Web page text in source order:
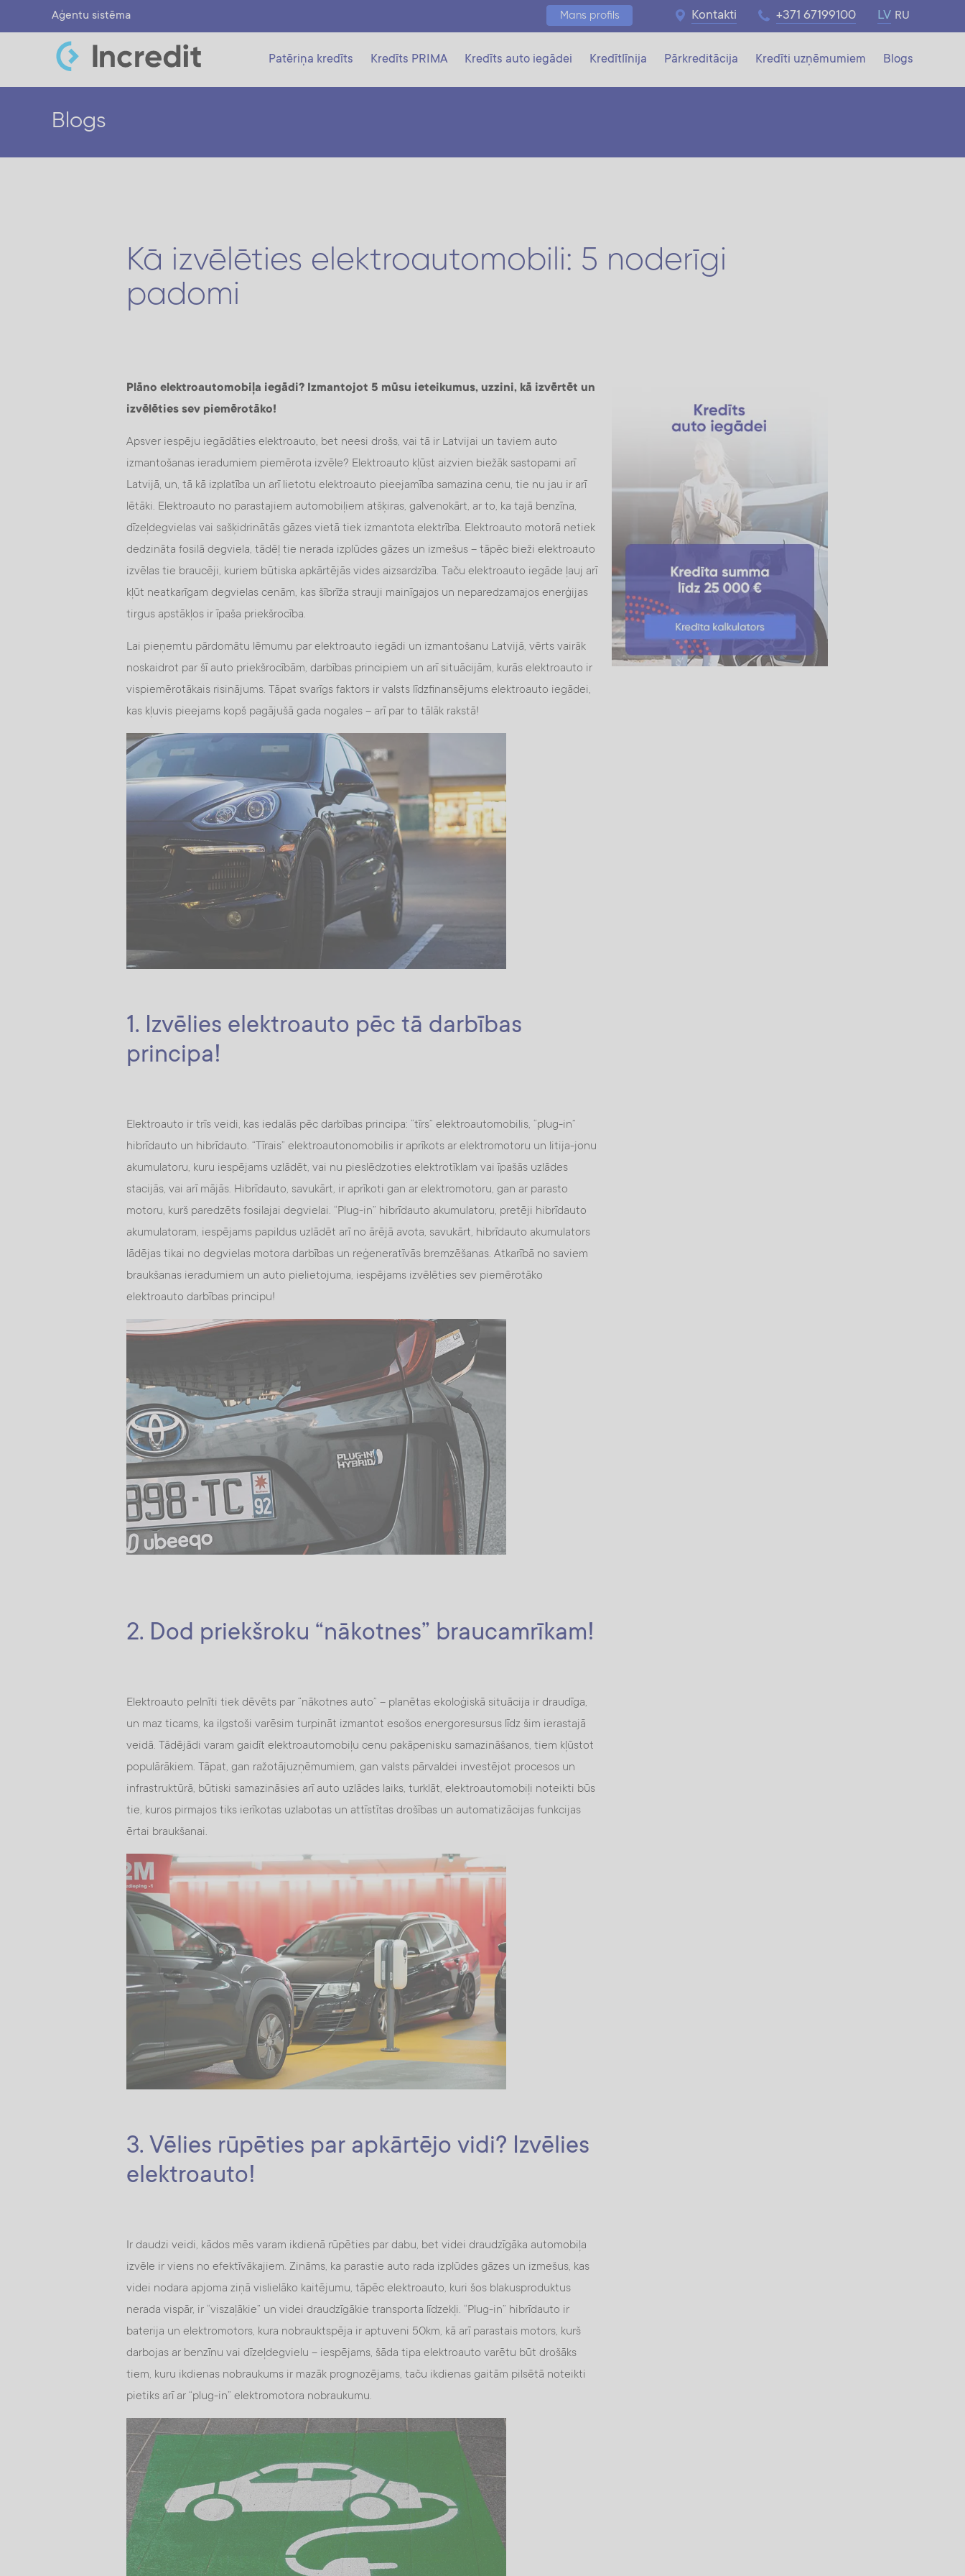
Aģentu sistēma Mans profils Kontakti +371 67199100 RU
LV
Patēriņa kredīts Kredīts PRIMA Kredīts auto iegādei Kredītlīnija Pārkreditācija Kredīti uzņēmumiem Blogs
Blogs
Kā izvēlēties elektroautomobili: 5 noderīgi
padomi
Plāno elektroautomobiļa iegādi? Izmantojot 5 mūsu ieteikumus, uzzini, kā izvērtēt un
izvēlēties sev piemērotāko!
Apsver iespēju iegādāties elektroauto, bet neesi drošs, vai tā ir Latvijai un taviem auto
izmantošanas ieradumiem piemērota izvēle? Elektroauto kļūst aizvien biežāk sastopami arī
Latvijā, un, tā kā izplatība un arī lietotu elektroauto pieejamība samazina cenu, tie nu jau ir arī
lētāki. Elektroauto no parastajiem automobiļiem atšķiras, galvenokārt, ar to, ka tajā benzīna,
dīzeļdegvielas vai sašķidrinātās gāzes vietā tiek izmantota elektrība. Elektroauto motorā netiek
dedzināta fosilā degviela, tādēļ tie nerada izplūdes gāzes un izmešus – tāpēc bieži elektroauto
izvēlas tie braucēji, kuriem būtiska apkārtējās vides aizsardzība. Taču elektroauto iegāde ļauj arī
kļūt neatkarīgam degvielas cenām, kas šībrīža strauji mainīgajos un neparedzamajos enerģijas
tirgus apstākļos ir īpaša priekšrocība.
Lai pieņemtu pārdomātu lēmumu par elektroauto iegādi un izmantošanu Latvijā, vērts vairāk
noskaidrot par šī auto priekšrocībām, darbības principiem un arī situācijām, kurās elektroauto ir
vispiemērotākais risinājums. Tāpat svarīgs faktors ir valsts līdzfinansējums elektroauto iegādei,
kas kļuvis pieejams kopš pagājušā gada nogales – arī par to tālāk rakstā!
1. Izvēlies elektroauto pēc tā darbības
principa!
Elektroauto ir trīs veidi, kas iedalās pēc darbības principa: “tīrs” elektroautomobilis, “plug-in”
hibrīdauto un hibrīdauto. “Tīrais” elektroautonomobilis ir aprīkots ar elektromotoru un litija-jonu
akumulatoru, kuru iespējams uzlādēt, vai nu pieslēdzoties elektrotīklam vai īpašās uzlādes
stacijās, vai arī mājās. Hibrīdauto, savukārt, ir aprīkoti gan ar elektromotoru, gan ar parasto
motoru, kurš paredzēts fosilajai degvielai. “Plug-in” hibrīdauto akumulatoru, pretēji hibrīdauto
akumulatoram, iespējams papildus uzlādēt arī no ārējā avota, savukārt, hibrīdauto akumulators
lādējas tikai no degvielas motora darbības un reģeneratīvās bremzēšanas. Atkarībā no saviem
braukšanas ieradumiem un auto pielietojuma, iespējams izvēlēties sev piemērotāko
elektroauto darbības principu!
2. Dod priekšroku “nākotnes” braucamrīkam!
Elektroauto pelnīti tiek dēvēts par “nākotnes auto” – planētas ekoloģiskā situācija ir draudīga,
un maz ticams, ka ilgstoši varēsim turpināt izmantot esošos energoresursus līdz šim ierastajā
veidā. Tādējādi varam gaidīt elektroautomobiļu cenu pakāpenisku samazināšanos, tiem kļūstot
populārākiem. Tāpat, gan ražotājuzņēmumiem, gan valsts pārvaldei investējot procesos un
infrastruktūrā, būtiski samazināsies arī auto uzlādes laiks, turklāt, elektroautomobiļi noteikti būs
tie, kuros pirmajos tiks ierīkotas uzlabotas un attīstītas drošības un automatizācijas funkcijas
ērtai braukšanai.
3. Vēlies rūpēties par apkārtējo vidi? Izvēlies
elektroauto!
Ir daudzi veidi, kādos mēs varam ikdienā rūpēties par dabu, bet videi draudzīgāka automobiļa
izvēle ir viens no efektīvākajiem. Zināms, ka parastie auto rada izplūdes gāzes un izmešus, kas
videi nodara apjoma ziņā vislielāko kaitējumu, tāpēc elektroauto, kuri šos blakusproduktus
nerada vispār, ir “viszaļākie” un videi draudzīgākie transporta līdzekļi. “Plug-in” hibrīdauto ir
baterija un elektromotors, kura nobrauktspēja ir aptuveni 50km, kā arī parastais motors, kurš
darbojas ar benzīnu vai dīzeļdegvielu – iespējams, šāda tipa elektroauto varētu būt drošāks
tiem, kuru ikdienas nobraukums ir mazāk prognozējams, taču ikdienas gaitām pilsētā noteikti
pietiks arī ar “plug-in” elektromotora nobraukumu.